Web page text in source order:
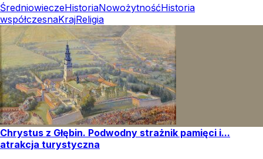
ŚredniowieczeHistoriaNowożytnośćHistoria
współczesnaKrajReligia
Chrystus z Głębin. Podwodny strażnik pamięci i...
atrakcja turystyczna